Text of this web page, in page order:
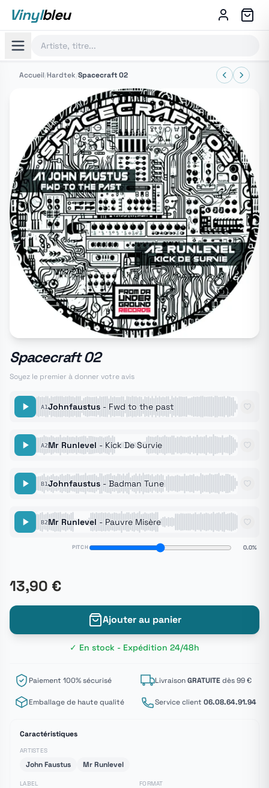
Vinylbleu
Accueil/Hardtek/Spacecraft 02
Spacecraft 02
Soyez le premier à donner votre avis
A1Johnfaustus - Fwd to the past
A2Mr Runlevel - Kick De Survie
B1Johnfaustus - Badman Tune
B2Mr Runlevel - Pauvre Misère
PITCH 0.0%
13,90 €
Ajouter au panier
✓ En stock - Expédition 24/48h
Paiement 100% sécurisé LivraisonGRATUITEdès 99 €
Emballage de haute qualité Service client 06.08.64.91.94
Caractéristiques
ARTISTES
John Faustus Mr Runlevel
LABEL FORMAT